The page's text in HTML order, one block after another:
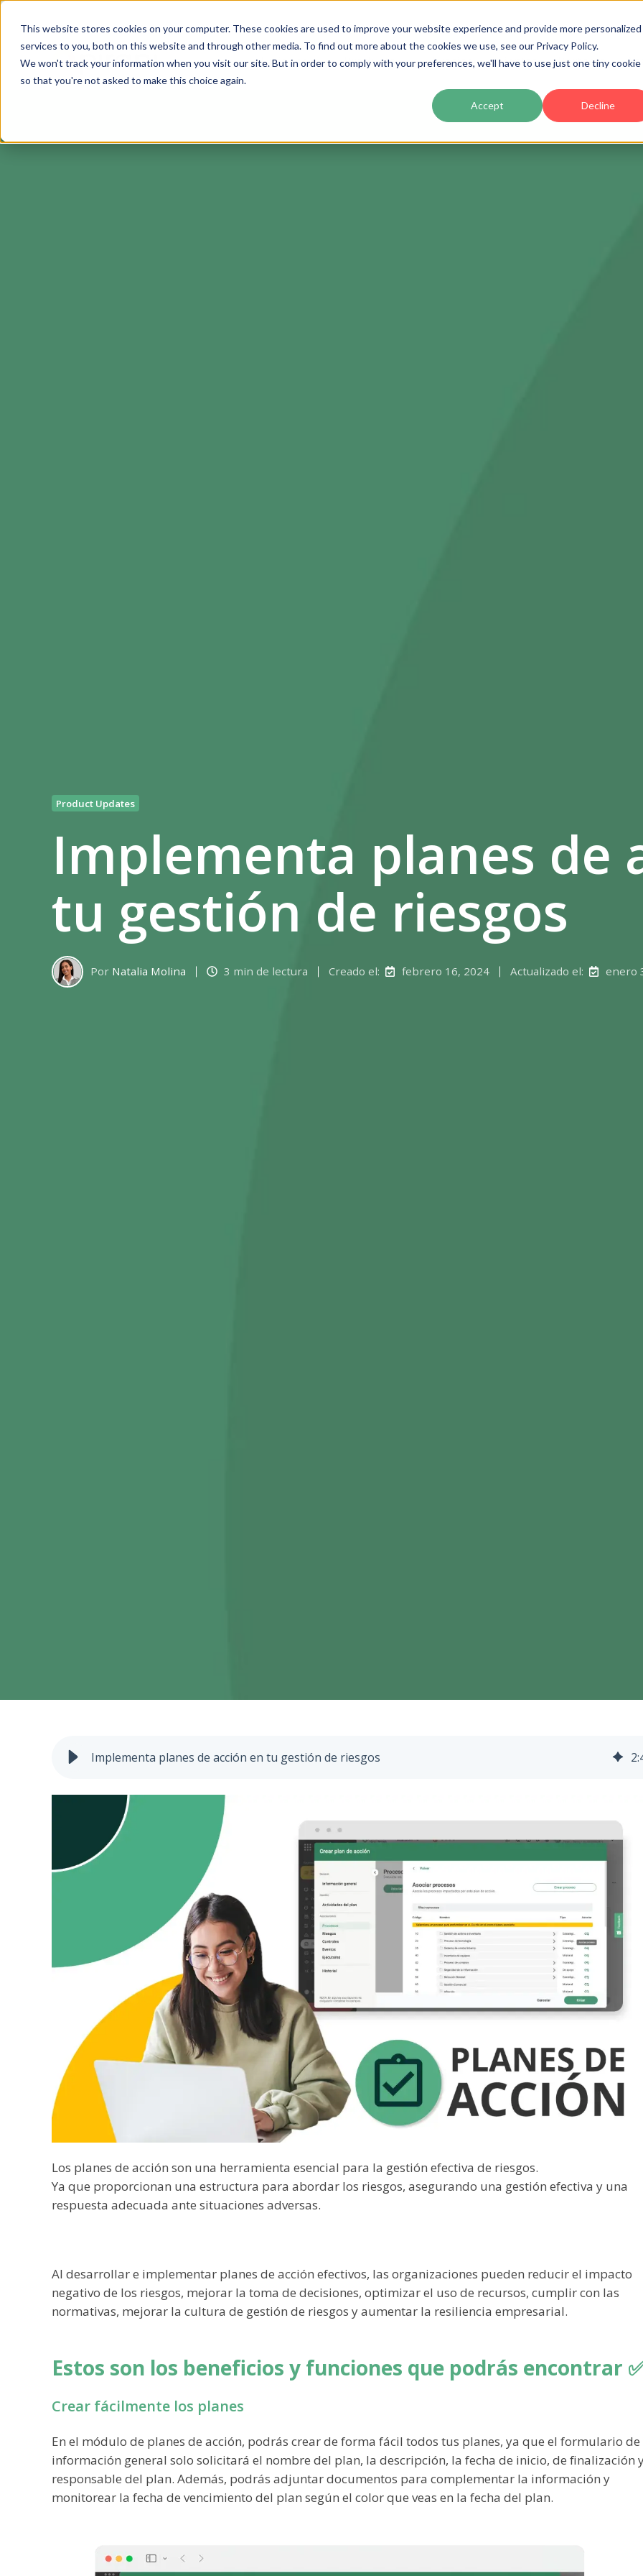
This website stores cookies on your computer. These cookies are used to improve your website experience and provide more personalized
services to you, both on this website and through other media. To find out more about the cookies we use, see our Privacy Policy.
We won't track your information when you visit our site. But in order to comply with your preferences, we'll have to use just one tiny cookie
so that you're not asked to make this choice again.
Accept Decline
Soluciones Producto Precios Clientes Partners
Product Updates
Implementa planes de
tu gestión de riesgos
Por Natalia Molina 3 min de lectura Creado el: febrero 16, 2024 Actualizado el: enero
Implementa planes de acción en tu gestión de riesgos 2:
Los planes de acción son una herramienta esencial para la gestión efectiva de riesgos.
Ya que proporcionan una estructura para abordar los riesgos, asegurando una gestión efectiva y una
respuesta adecuada ante situaciones adversas.
Al desarrollar e implementar planes de acción efectivos, las organizaciones pueden reducir el impacto
negativo de los riesgos, mejorar la toma de decisiones, optimizar el uso de recursos, cumplir con las
normativas, mejorar la cultura de gestión de riesgos y aumentar la resiliencia empresarial.
Estos son los beneficios y funciones que podrás encontrar
Crear fácilmente los planes
En el módulo de planes de acción, podrás crear de forma fácil todos tus planes, ya que el formulario de
información general solo solicitará el nombre del plan, la descripción, la fecha de inicio, de finalización
responsable del plan. Además, podrás adjuntar documentos para complementar la información y
monitorear la fecha de vencimiento del plan según el color que veas en la fecha del plan.